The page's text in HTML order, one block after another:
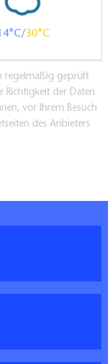
30
regelmäßig geprüft
Richtigkeit der Daten
vor Ihrem Besuch
des Anbieters